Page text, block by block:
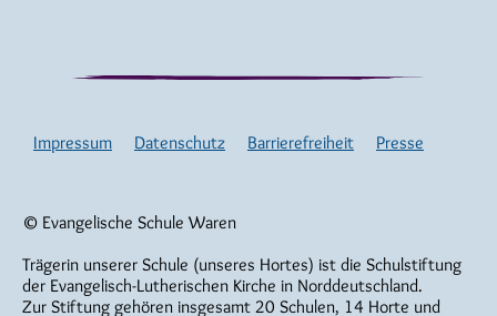
© Evangelische Schule Waren
Trägerin unserer Schule (unseres Hortes) ist die Schulstiftung
der Evangelisch-Lutherischen Kirche in Norddeutschland.
Zur Stiftung gehören insgesamt 20 Schulen, 14 Horte und
Impressum Datenschutz Barrierefreiheit Presse